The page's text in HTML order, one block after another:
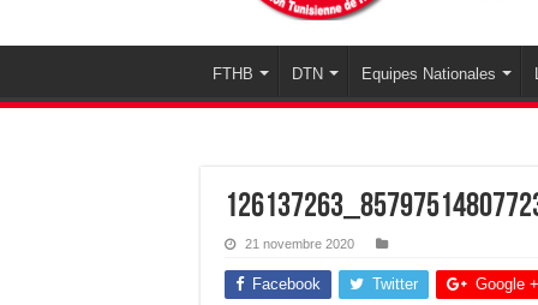
FTHB DTN Equipes Nationales
21 novembre 2020
Facebook Twitter Google +